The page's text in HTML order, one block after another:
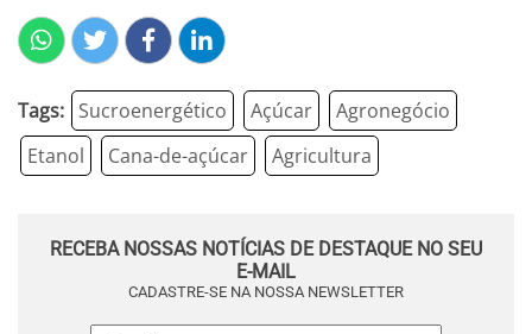
Tags: Sucroenergético Açúcar
Agronegócio
Etanol
Cana-de-açúcar Agricultura
RECEBA NOSSAS NOTÍCIAS DE DESTAQUE NO SEU
E-MAIL
CADASTRE-SE NA NOSSA NEWSLETTER